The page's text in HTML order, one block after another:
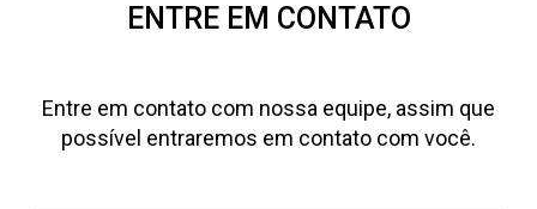
ENTRE EM CONTATO
Entre em contato com nossa equipe, assim que
possível entraremos em contato com você.